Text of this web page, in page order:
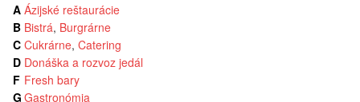
A Ázijské reštaurácie
B Bistrá, Burgrárne
C Cukrárne, Catering
D Donáška a rozvoz jedál
F Fresh bary
G Gastronómia